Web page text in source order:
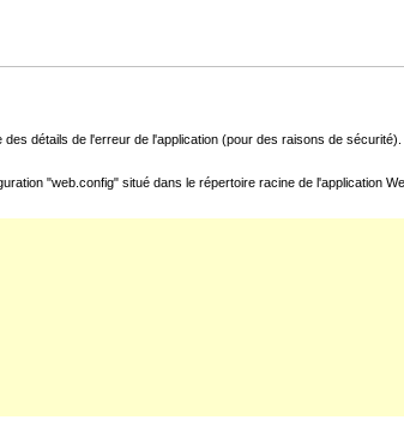
détails de l'erreur de l'application (pour des raisons de
"web.config" situé dans le répertoire racine de l'application